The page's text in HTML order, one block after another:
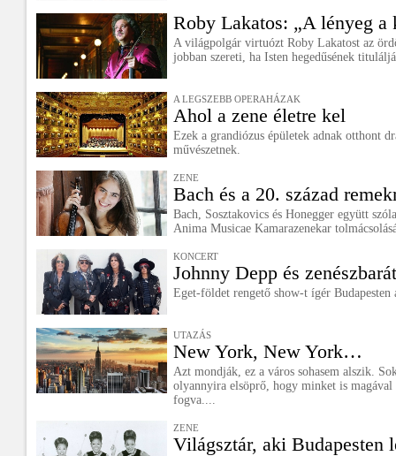
Roby Lakatos: „A lényeg a
A világpolgár virtuózt Roby Lakatost az
jobban szereti, ha Isten hegedűsének
A LEGSZEBB OPERAHÁZAK
Ahol a zene életre kel
Ezek a grandiózus épületek adnak otthont
művészetnek.
ZENE
Bach és a 20. század
Bach, Sosztakovics és Honegger együtt
Anima Musicae Kamarazenekar
KONCERT
Johnny Depp és
Eget-földet rengető show-t ígér
UTAZÁS
New York, New York…
Azt mondják, ez a város sohasem alszik.
olyannyira elsöprő, hogy minket is
fogva....
ZENE
Világsztár, aki Budapesten